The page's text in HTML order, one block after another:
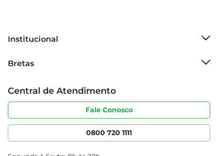
Institucional
Grupo Cencosud
Sobre privacidade
Portal do fornecedor
Cencosud Media
Bretas
Produtos Bretas
Código de ética
Serviços
Clube Bretas
Blog Bretas
Central de Atendimento
Fale Conosco
0800 720 1111